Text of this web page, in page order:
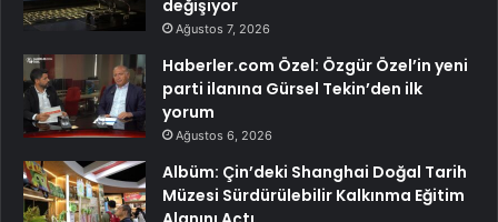
değişiyor
Ağustos 7, 2026
Haberler.com Özel: Özgür Özel’in yeni
parti ilanına Gürsel Tekin’den ilk
yorum
Ağustos 6, 2026
Albüm: Çin’deki Shanghai Doğal Tarih
Müzesi Sürdürülebilir Kalkınma Eğitim